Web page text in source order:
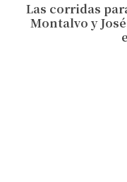
Las corridas
Montalvo y